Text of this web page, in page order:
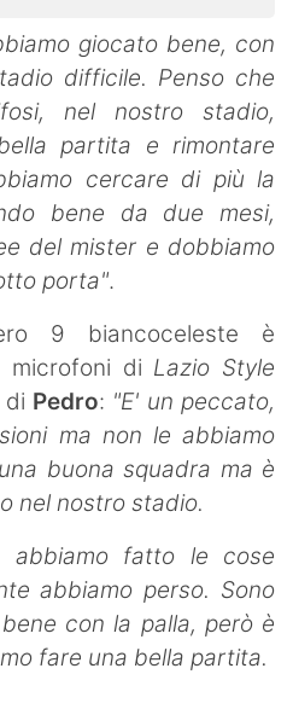
giocato bene, con
difficile. Penso che
nel nostro stadio,
partita e rimontare
cercare di più la
bene da due mesi,
del mister e dobbiamo
porta".
9 biancoceleste è
microfoni di Lazio Style
di Pedro: "E' un peccato,
ma non le abbiamo
buona squadra ma è
nel nostro stadio.
abbiamo fatto le cose
abbiamo perso. Sono
con la palla, però è
fare una bella partita.